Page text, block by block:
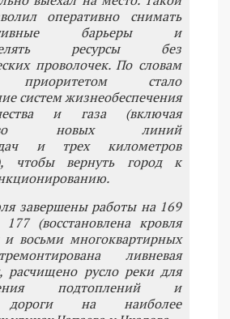
оперативно снимать
барьеры и
ресурсы без
проволочек. По словам
приоритетом стало
систем жизнеобеспечения
и газа (включая
новых линий
и трех километров
чтобы вернуть город к
завершены работы на 169
(восстановлена кровля
и восьми многоквартирных
ливневая
расчищено русло реки для
подтоплений и
дороги на наиболее